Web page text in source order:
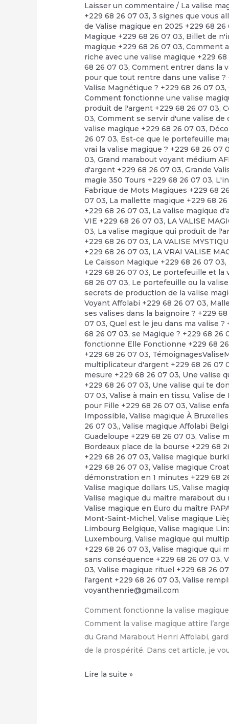
Laisser un commentaire / La valise
+229 68 26 07 03,3 signes que vous
de Valise magique en 2025 +229 68 26
Magique +229 68 26 07 03, Billet de
magique +229 68 26 07 03,Comment
riche avec une valise magique +229
68 26 07 03,Comment entrer dans la
pour que tout rentre dans une valise ?
Valise Magnétique ? +229 68 26 07 03,
Comment fonctionne une valise
produit de l'argent +229 68 26 07 03,
03,Comment se servir d'une valise de
valise magique +229 68 26 07 03,
26 07 03, Est-ce que le portefeuille
vrai la valise magique ? +229 68 26 07
03,Grand marabout voyant médium
d'argent +229 68 26 07 03,Grande
magie 350 Tours +229 68 26 07 03,
Fabrique de Mots Magiques +229 68
07 03, La mallette magique +229 68
+229 68 26 07 03, La valise magique
VIE +229 68 26 07 03, LA VALISE
03, La valise magique qui produit de
+229 68 26 07 03, LA VALISE
+229 68 26 07 03, LA VRAI VALISE
Le Caisson Magique +229 68 26 07 03,
+229 68 26 07 03, Le portefeuille et la
68 26 07 03, Le portefeuille ou la
secrets de production de la valise
Voyant Affolabi +229 68 26 07 03,
ses valises dans la baignoire ? +229
07 03,Quel est le jeu dans ma valise ?
68 26 07 03,se Magique ? +229 68 26
fonctionne Elle Fonctionne +229 68
+229 68 26 07 03,
multiplicateur d'argent +229 68 26 07
mesure +229 68 26 07 03, Une valise
+229 68 26 07 03, Une valise qui te
07 03,Valise à main en tissu,Valise de
pour Fille +229 68 26 07 03,Valise
Impossible,Valise magique À
26 07 03,,Valise magique Affolabi
Guadeloupe +229 68 26 07 03,Valise
Bordeaux place de la bourse +229 68
+229 68 26 07 03,Valise magique
+229 68 26 07 03,Valise magique
démonstration en 1 minutes +229 68
Valise magique dollars US,Valise
Valise magique du maitre marabout
Valise magique en Euro du maître
Mont-Saint-Michel,Valise magique
Limbourg Belgique,Valise magique
Luxembourg,Valise magique qui
+229 68 26 07 03,Valise magique qui
sans conséquence +229 68 26 07 03,
03,Valise magique rituel +229 68 26
l'argent +229 68 26 07 03,Valise
voyanthenrie@gmail.com
Comment fonctionne la valise
Comment la valise magique attire
du Grand Marabout Henri Affolabi,
de la prospérité. Dans cet article, je
Condition
Lire la suite »